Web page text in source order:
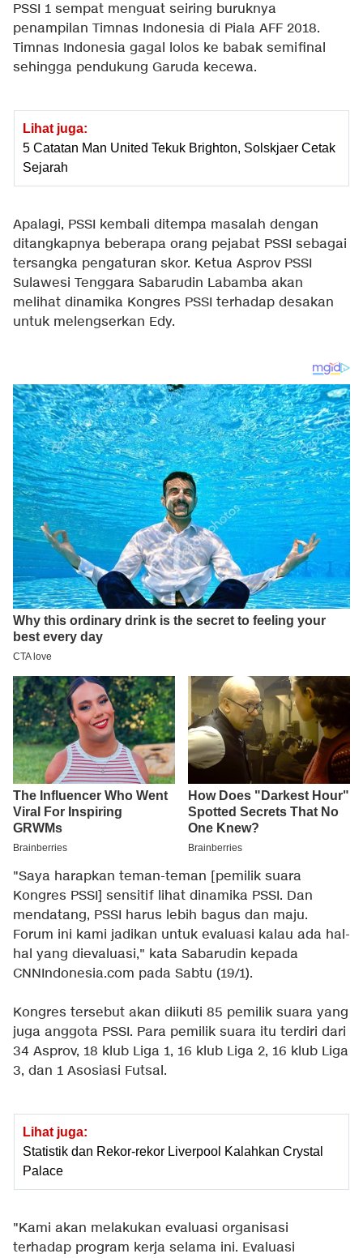
PSSI 1 sempat menguat seiring buruknya
penampilan Timnas Indonesia di Piala AFF 2018.
Timnas Indonesia gagal lolos ke babak semifinal
sehingga pendukung Garuda kecewa.
Lihat juga:
5 Catatan Man United Tekuk Brighton, Solskjaer Cetak
Sejarah
Apalagi, PSSI kembali ditempa masalah dengan
ditangkapnya beberapa orang pejabat PSSI sebagai
tersangka pengaturan skor. Ketua Asprov PSSI
Sulawesi Tenggara Sabarudin Labamba akan
melihat dinamika Kongres PSSI terhadap desakan
untuk melengserkan Edy.
"Saya harapkan teman-teman [pemilik suara
Kongres PSSI] sensitif lihat dinamika PSSI. Dan
mendatang, PSSI harus lebih bagus dan maju.
Forum ini kami jadikan untuk evaluasi kalau ada hal-
hal yang dievaluasi," kata Sabarudin kepada
CNNIndonesia.com pada Sabtu (19/1).
Kongres tersebut akan diikuti 85 pemilik suara yang
juga anggota PSSI. Para pemilik suara itu terdiri dari
34 Asprov, 18 klub Liga 1, 16 klub Liga 2, 16 klub Liga
3, dan 1 Asosiasi Futsal.
Lihat juga:
Statistik dan Rekor-rekor Liverpool Kalahkan Crystal
Palace
"Kami akan melakukan evaluasi organisasi
terhadap program kerja selama ini. Evaluasi